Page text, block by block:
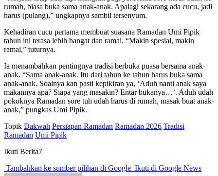
rumah, biasa buka sama anak-anak. Apalagi sekarang ada cucu, jadi
harus (pulang),” ungkapnya sambil tersenyum.
Kehadiran cucu pertama membuat suasana Ramadan Umi Pipik
tahun ini terasa lebih hangat dan ramai. “Makin spesial, makin
ramai,” tuturnya.
Ia menambahkan pentingnya tradisi berbuka puasa bersama anak-
anak. “Sama anak-anak. Itu dari tahun ke tahun harus buka sama
anak-anak. Soalnya kan pasti kepikiran ya, ‘Aduh nanti anak saya
makannya apa? Siapa yang masakin? Entar bukanya…’. Aduh udah
pokoknya Ramadan sore tuh udah harus di rumah, masak buat anak-
anak,” pungkas Umi Pipik.
Topik Dakwah Persiapan Ramadan Ramadan 2026 Tradisi
Ramadan Umi Pipik
Ikuti Berita7
Tambahkan ke sumber pilihan di Google Ikuti di Google News